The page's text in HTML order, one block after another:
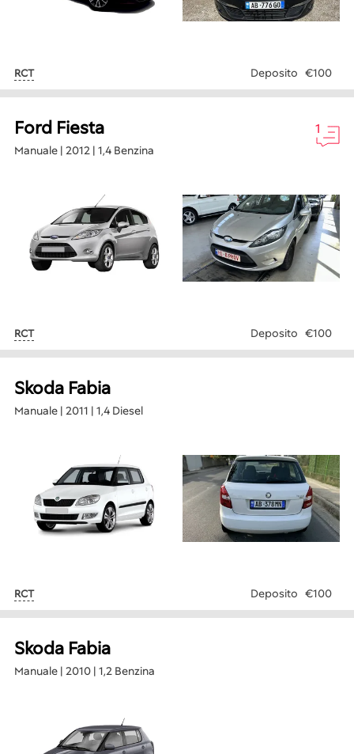
RCT Deposito €100
Ford Fiesta
Manuale | 2012 | 1,4 Benzina
1
RCT Deposito €100
Skoda Fabia
Manuale | 2011 | 1,4 Diesel
RCT Deposito €100
Skoda Fabia
Manuale | 2010 | 1,2 Benzina